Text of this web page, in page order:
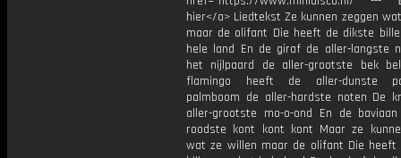
hier</a> Liedtekst Ze kunnen zeggen
maar de olifant Die heeft de dikste
hele land En de giraf de aller-langste
het nijlpaard de aller-grootste bek
flamingo heeft de aller-dunste
palmboom de aller-hardste noten De
aller-grootste mo-o-ond En de
roodste kont kont kont Maar ze
wat ze willen maar de olifant Die heeft